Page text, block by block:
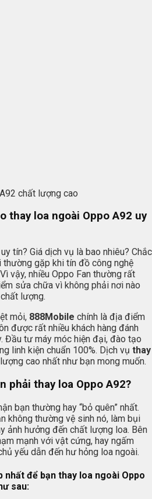
chất lượng cao
thay loa ngoài Oppo A92 uy
tín? Giá dịch vụ là bao nhiêu? Chắc
gặp khi tín đồ công nghệ
vậy, nhiều Oppo Fan thường rất
sửa chữa vì không phải nơi nào
lượng.
mỏi, 888Mobile chính là địa điểm
được rất nhiều khách hàng đánh
Đầu tư máy móc hiện đại, đào tạo
linh kiện chuẩn 100%. Dịch vụ thay
cao nhất như bạn mong muốn.
phải thay loa Oppo A92?
bạn thường hay “bỏ quên” nhất.
không thường vệ sinh nó, làm bụi
ảnh hưởng đến chất lượng loa. Bên
mạnh với vật cứng, hay ngấm
yếu dẫn đến hư hỏng loa ngoài.
nhất để bạn thay loa ngoài Oppo
sau: